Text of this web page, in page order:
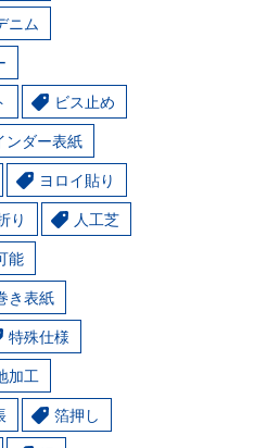
ニム
ビス止め
ンダー表紙
ヨロイ貼り
り 人工芝
能
き表紙
特殊仕様
加工
箔押し